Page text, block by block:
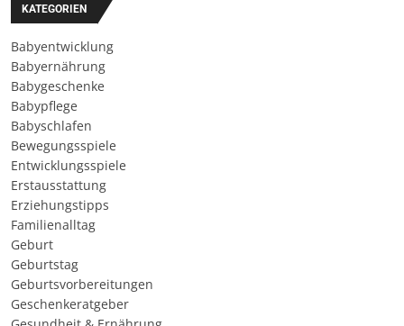
KATEGORIEN
Babyentwicklung
Babyernährung
Babygeschenke
Babypflege
Babyschlafen
Bewegungsspiele
Entwicklungsspiele
Erstausstattung
Erziehungstipps
Familienalltag
Geburt
Geburtstag
Geburtsvorbereitungen
Geschenkeratgeber